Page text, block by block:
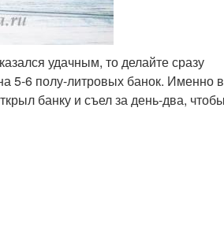
удачным, то делайте сразу
5-6 полу-литровых банок. Именно в
банку и съел за день-два,